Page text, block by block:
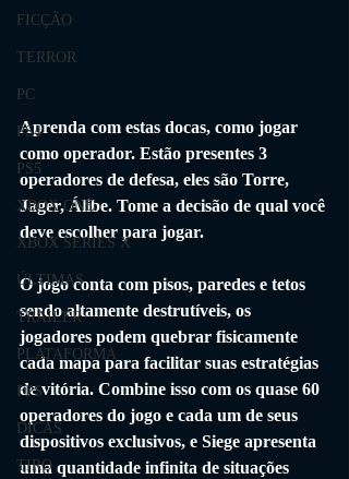
FICÇÃO
TERROR
PC
PS4
PS5
XBOX ONE
XBOX SERIES X
ÚLTIMAS
TRAILER
PLATAFORMA
FPS
DICAS
TIRO
Aprenda com estas docas, como jogar
como operador. Estão presentes 3
operadores de defesa, eles são Torre,
Jager, Álibe. Tome a decisão de qual você
deve escolher para jogar.
O jogo conta com pisos, paredes e tetos
sendo altamente destrutíveis, os
jogadores podem quebrar fisicamente
cada mapa para facilitar suas estratégias
de vitória. Combine isso com os quase 60
operadores do jogo e cada um de seus
dispositivos exclusivos, e Siege apresenta
uma quantidade infinita de situações